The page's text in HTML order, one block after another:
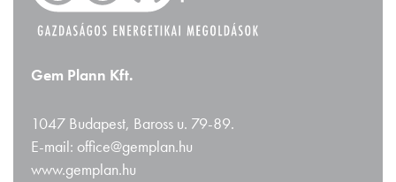
Gem Plann Kft.
1047 Budapest, Baross u. 79-89.
E-mail: office@gemplan.hu
www.gemplan.hu